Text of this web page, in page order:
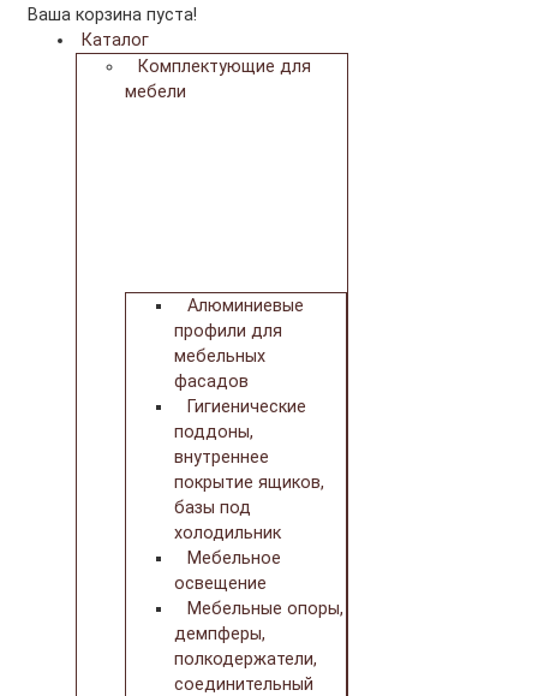
Ваша корзина пуста!
Каталог
Комплектующие для
мебели
Алюминиевые
профили для
мебельных
фасадов
Гигиенические
поддоны,
внутреннее
покрытие ящиков,
базы под
холодильник
Мебельное
освещение
Мебельные опоры,
демпферы,
полкодержатели,
соединительный